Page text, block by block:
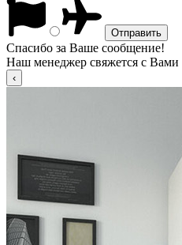
Спасибо за Ваше сообщение!
Наш менеджер свяжется с